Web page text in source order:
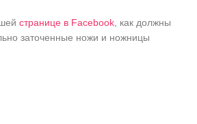
странице в Facebook , как должны
заточенные ножи и ножницы